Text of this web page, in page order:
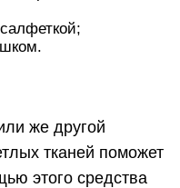
же другой
тканей поможет
этого средства